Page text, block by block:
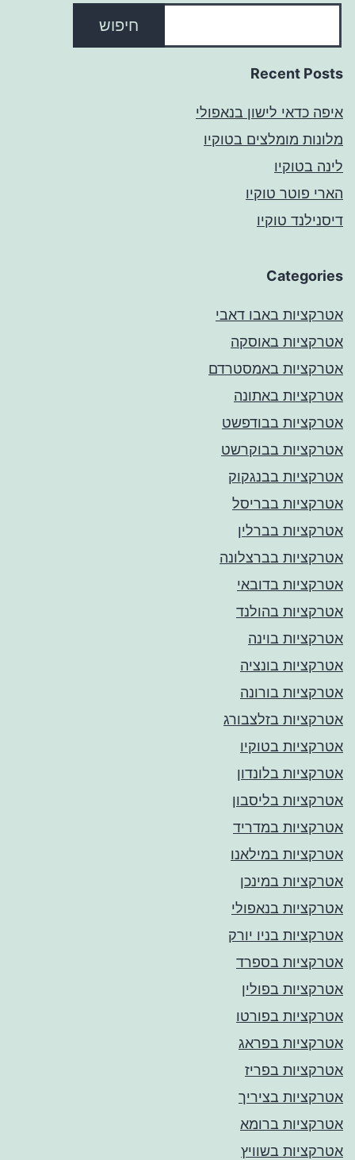
חיפוש
Recent Posts
איפה כדאי לישון בנאפולי
מלונות מומלצים בטוקיו
לינה בטוקיו
הארי פוטר טוקיו
דיסנילנד טוקיו
Categories
אטרקציות באבו דאבי
אטרקציות באוסקה
אטרקציות באמסטרדם
אטרקציות באתונה
אטרקציות בבודפשט
אטרקציות בבוקרשט
אטרקציות בבנגקוק
אטרקציות בבריסל
אטרקציות בברלין
אטרקציות בברצלונה
אטרקציות בדובאי
אטרקציות בהולנד
אטרקציות בוינה
אטרקציות בונציה
אטרקציות בורונה
אטרקציות בזלצבורג
אטרקציות בטוקיו
אטרקציות בלונדון
אטרקציות בליסבון
אטרקציות במדריד
אטרקציות במילאנו
אטרקציות במינכן
אטרקציות בנאפולי
אטרקציות בניו יורק
אטרקציות בספרד
אטרקציות בפולין
אטרקציות בפורטו
אטרקציות בפראג
אטרקציות בפריז
אטרקציות בציריך
אטרקציות ברומא
אטרקציות בשוויץ